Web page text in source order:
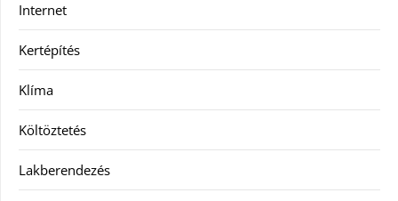
Internet
Kertépítés
Klíma
Költöztetés
Lakberendezés